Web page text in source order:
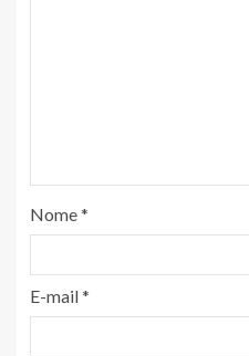
Nome*
E-mail*